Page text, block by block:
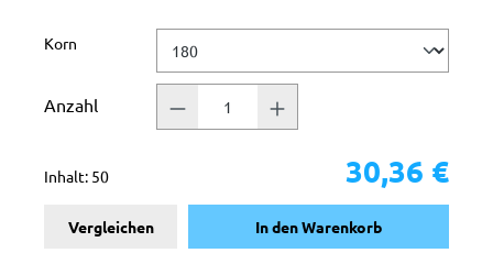
Korn
Anzahl
Inhalt: 50 30,36 €
Vergleichen In den Warenkorb